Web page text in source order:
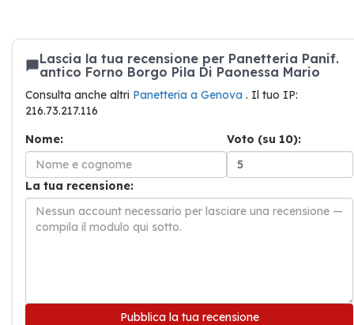
Lascia la tua recensione per Panetteria Panif.
antico Forno Borgo Pila Di Paonessa Mario
Consulta anche altri Panetteria a Genova . Il tuo IP:
216.73.217.116
Nome:
Voto (su 10):
La tua recensione:
Pubblica la tua recensione